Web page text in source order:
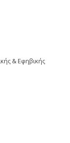
& Εφηβικής